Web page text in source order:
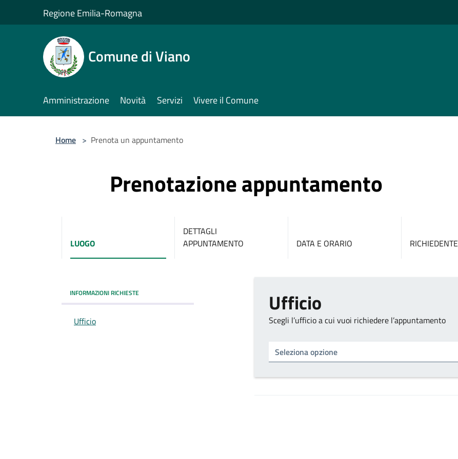
Regione Emilia-Romagna
Comune di Viano
Amministrazione Novità Servizi Vivere il Comune
Home > Prenota un appuntamento
Prenotazione appuntamento
LUOGO
DETTAGLI
APPUNTAMENTO
DATA E ORARIO RICHIEDENTE
INFORMAZIONI RICHIESTE
Ufficio
Ufficio
Scegli l’ufficio a cui vuoi richiedere l’appuntamento